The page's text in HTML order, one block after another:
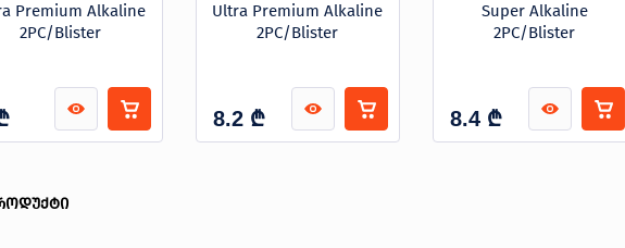
Premium Alkaline
2PC/Blister
Ultra Premium Alkaline
2PC/Blister
8.2 ₾
Super Alkaline
2PC/Blister
8.4 ₾